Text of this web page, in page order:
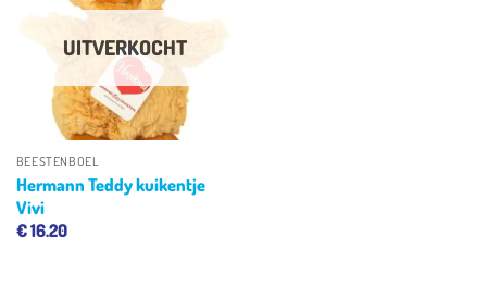
verlanglijst
UITVERKOCHT
BEESTENBOEL
Hermann Teddy kuikentje
Vivi
€16.20